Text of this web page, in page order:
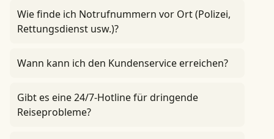
Wie finde ich Notrufnummern vor Ort (Polizei,
Rettungsdienst usw.)?
Wann kann ich den Kundenservice erreichen?
Gibt es eine 24/7-Hotline für dringende
Reiseprobleme?